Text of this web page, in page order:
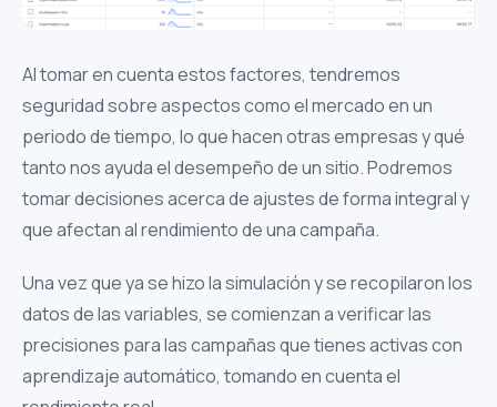
Al tomar en cuenta estos factores, tendremos
seguridad sobre aspectos como el mercado en un
periodo de tiempo, lo que hacen otras empresas y qué
tanto nos ayuda el desempeño de un sitio. Podremos
tomar decisiones acerca de ajustes de forma integraly
que afectan al rendimiento de una campaña.
Una vez que ya se hizo la simulación y se recopilaronlos
datos de las variables, se comienzan a verificar las
precisiones para las campañas que tienes activas con
aprendizaje automático, tomando en cuenta el